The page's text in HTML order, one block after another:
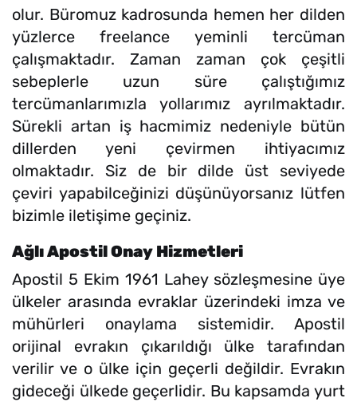
olur. Büromuz kadrosunda hemen her dilden
yüzlerce freelance yeminli tercüman
çalışmaktadır. Zaman zaman çok çeşitli
sebeplerle uzun süre çalıştığımız
tercümanlarımızla yollarımız ayrılmaktadır.
Sürekli artan iş hacmimiz nedeniyle bütün
dillerden yeni çevirmen ihtiyacımız
olmaktadır. Siz de bir dilde üst seviyede
çeviri yapabilceğinizi düşünüyorsanız lütfen
bizimle iletişime geçiniz.
Ağlı Apostil Onay Hizmetleri
Apostil 5 Ekim 1961 Lahey sözleşmesine üye
ülkeler arasında evraklar üzerindeki imza ve
mühürleri onaylama sistemidir. Apostil
orijinal evrakın çıkarıldığı ülke tarafından
verilir ve o ülke için geçerli değildir. Evrakın
gideceği ülkede geçerlidir. Bu kapsamda yurt